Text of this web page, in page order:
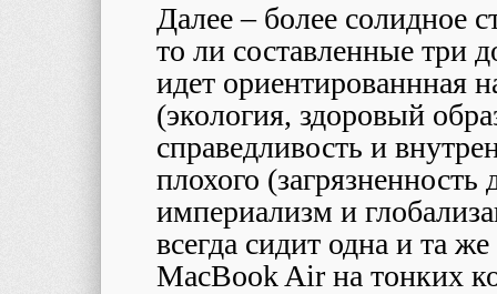
Далее – более солидное
то ли составленные три
идет ориентированнная
(экология, здоровый
справедливость и
плохого
империализм и
всегда сидит одна и та
MacBook Air на тонких